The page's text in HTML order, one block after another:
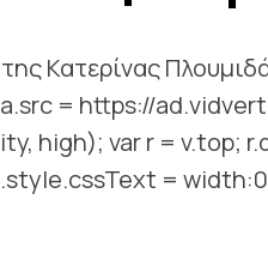
της Κατερίνας
= https://
high); var r = v.top;
=